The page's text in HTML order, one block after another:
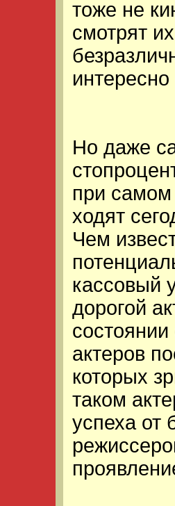
тоже не
смотрят
Но даже
при самом
ходят
Чем
кассовый
дорогой
актеров
которых
таком
успеха от